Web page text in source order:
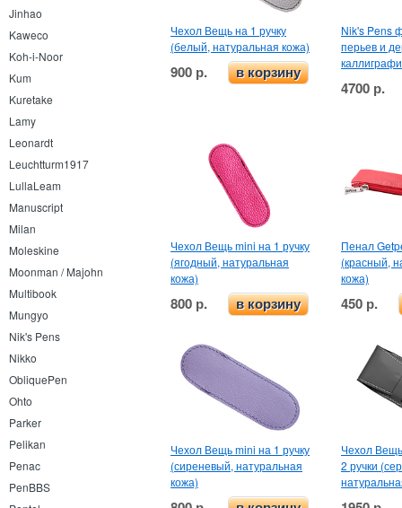
Jinhao
Kaweco
Koh-i-Noor
Kum
Kuretake
Lamy
Leonardt
Leuchtturm1917
LullaLeam
Manuscript
Milan
Moleskine
Moonman / Majohn
Multibook
Mungyo
Nik's Pens
Nikko
ObliquePen
Ohto
Parker
Pelikan
Penac
PenBBS
Чехол Вещь на 1 ручку
(белый, натуральная кожа)
900 р. в корзину
Nik's Pens
перьев и
4700 р.
Чехол Вещь mini на 1 ручку
(ягодный, натуральная
кожа)
800 р. в корзину
Пенал
(красный,
кожа)
450 р.
Чехол Вещь mini на 1 ручку
(сиреневый, натуральная
кожа)
Чехол
2 ручки